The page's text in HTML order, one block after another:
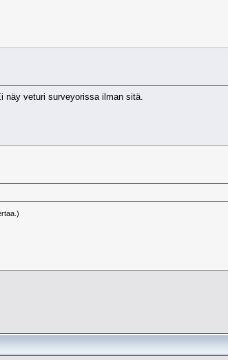
näy veturi surveyorissa ilman sitä.